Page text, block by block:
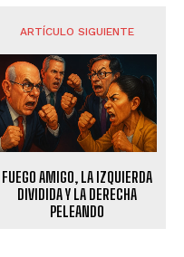
ARTÍCULO SIGUIENTE
FUEGO AMIGO, LA IZQUIERDA
DIVIDIDA Y LA DERECHA
PELEANDO